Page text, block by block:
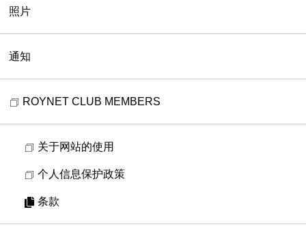
照片
通知
ROYNET CLUB MEMBERS
关于网站的使用
个人信息保护政策
条款